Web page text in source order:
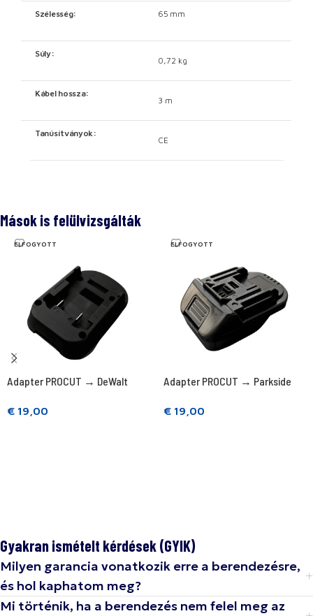
Szélesség: 65 mm
Súly:
0,72 kg
Kábel hossza:
3 m
Tanúsítványok:
CE
Mások is felülvizsgálták
ELFOGYOTT
Adapter PROCUT → DeWalt
€ 19,00
ELFOGYOTT
Adapter PROCUT → Parkside
€ 19,00
Gyakran ismételt kérdések (GYIK)
Milyen garancia vonatkozik erre a berendezésre,
és hol kaphatom meg?
Mi történik, ha a berendezés nem felel meg az